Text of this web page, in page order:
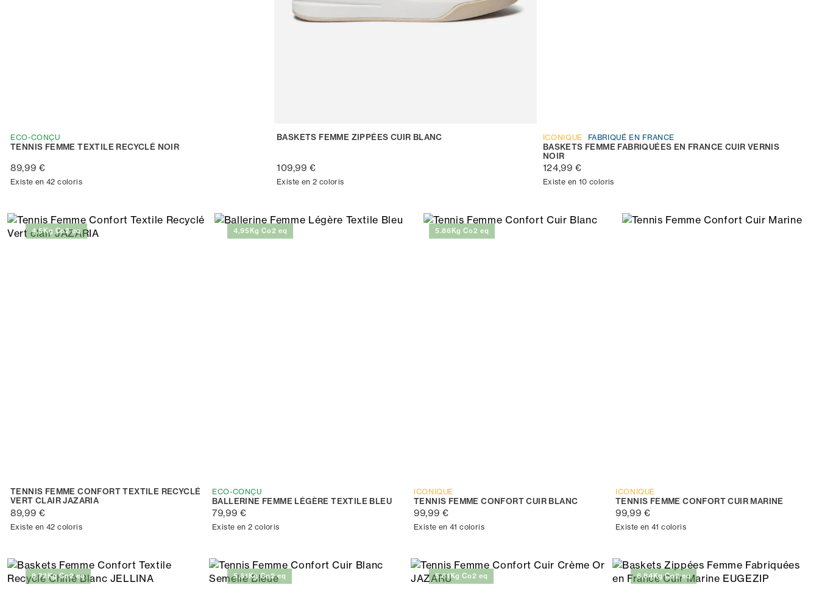
ECO-CONÇU
TENNIS FEMME TEXTILE RECYCLÉ NOIR
89,99 €
Existe en 42 coloris
BASKETS FEMME ZIPPÉES CUIR BLANC
109,99 €
Existe en 2 coloris
ICONIQUE FABRIQUÉ EN FRANCE
BASKETS FEMME FABRIQUÉES EN FRANCE CUIR VERNIS
NOIR
124,99 €
Existe en 10 coloris
4,5Kg Co2 eq
TENNIS FEMME CONFORT TEXTILE RECYCLÉ
VERT CLAIR JAZARIA
89,99 €
Existe en 42 coloris
4,95Kg Co2 eq
ECO-CONÇU
BALLERINE FEMME LÉGÈRE TEXTILE BLEU
79,99 €
Existe en 2 coloris
5.86Kg Co2 eq
ICONIQUE
TENNIS FEMME CONFORT CUIR BLANC
99,99 €
Existe en 41 coloris
ICONIQUE
TENNIS FEMME CONFORT CUIR MARINE
99,99 €
Existe en 41 coloris
8.72Kg Co2 eq 5,61Kg Co2 eq 5,61Kg Co2 eq 6,84Kg Co2 eq